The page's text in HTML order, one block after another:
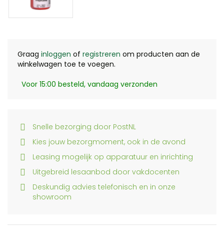
Graag inloggen of registreren om producten aan de
winkelwagen toe te voegen.
Voor 15:00 besteld, vandaag verzonden
Snelle bezorging door PostNL
Kies jouw bezorgmoment, ook in de avond
Leasing mogelijk op apparatuur en inrichting
Uitgebreid lesaanbod door vakdocenten
Deskundig advies telefonisch en in onze
showroom